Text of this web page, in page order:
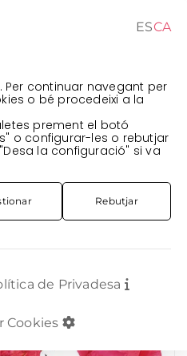
per al) · Transportista
comanda
ESCA
Per continuar navegant per
o bé procedeixi a la
prement el botó
o configurar-les o rebutjar
la configuració" si va
Rebutjar
de Privadesa
Cookies